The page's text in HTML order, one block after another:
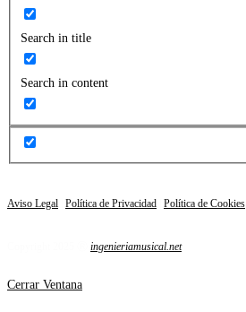
Search in title
Search in content
Aviso Legal Política de Privacidad Política de Cookies
ingenieriamusical.net
Cerrar Ventana